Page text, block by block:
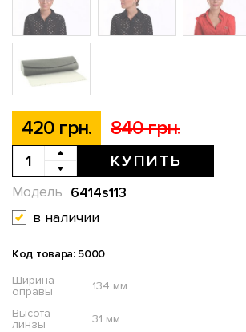
420 грн. 840 грн.
КУПИТЬ
6414s113
Модель
в наличии
Код товара: 5000
Ширина
оправы
134 мм
Высота
линзы
31 мм